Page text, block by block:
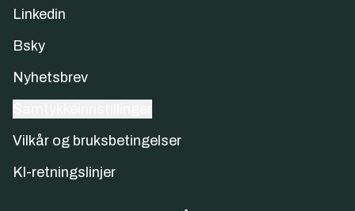
Linkedin
Bsky
Nyhetsbrev
Vilkår og bruksbetingelser
KI-retningslinjer